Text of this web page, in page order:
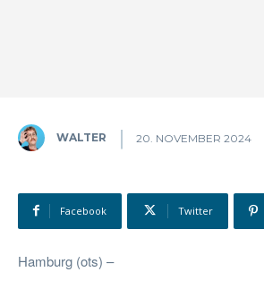
WALTER 20. NOVEMBER 2024
Facebook Twitter
Hamburg (ots) –